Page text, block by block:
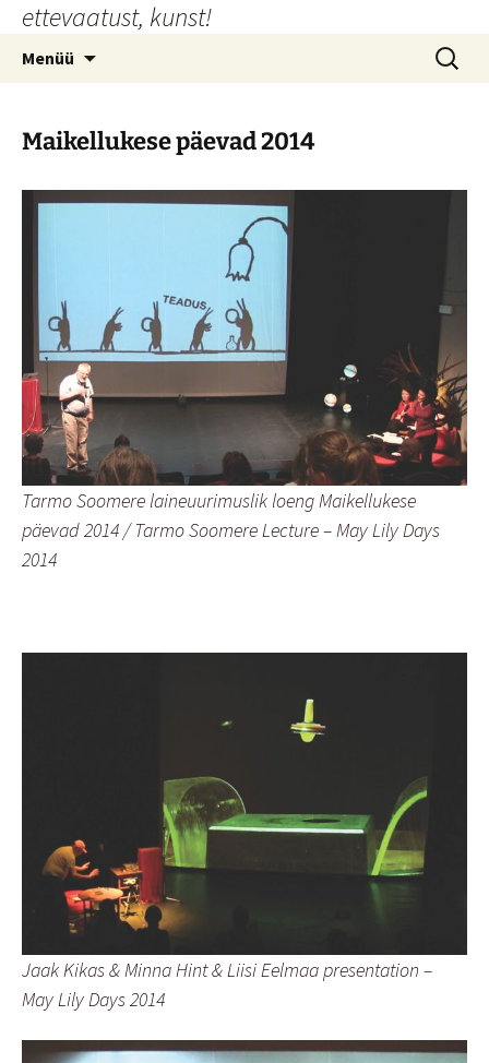
Liigu
sisu
juurde
ettevaatust, kunst!
Menüü Otsi:
Maikellukese päevad 2014
Tarmo Soomere laineuurimuslik loeng Maikellukese
päevad 2014 / Tarmo Soomere Lecture – May Lily Days
2014
Jaak Kikas & Minna Hint & Liisi Eelmaa presentation –
May Lily Days 2014